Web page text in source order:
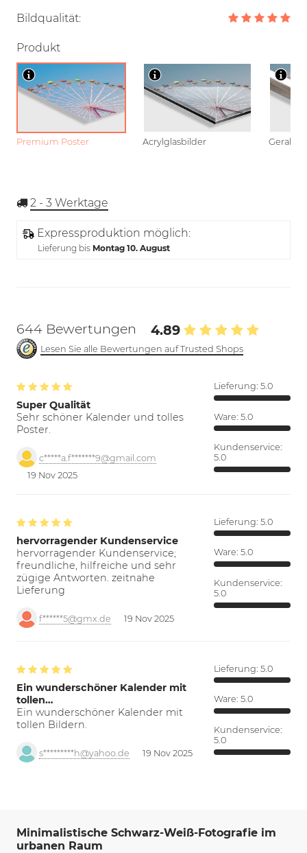
Bildqualität:
Produkt
Premium Poster Acrylglasbilder
2 - 3 Werktage
Expressproduktion möglich:
Lieferung bis Montag 10. August
644 Bewertungen 4.89
Lesen Sie alle Bewertungen auf Trusted Shops
Super Qualität
Sehr schöner Kalender und tolles
Poster.
c*****a.f*******9@gmail.com
19 Nov 2025
Lieferung: 5.0
Ware: 5.0
Kundenservice:
5.0
hervorragender Kundenservice
hervorragender Kundenservice;
freundliche, hilfreiche und sehr
zügige Antworten. zeitnahe
Lieferung
f******5@gmx.de 19 Nov 2025
Lieferung: 5.0
Ware: 5.0
Kundenservice:
5.0
Ein wunderschöner Kalender mit
tollen…
Ein wunderschöner Kalender mit
tollen Bildern.
s*********h@yahoo.de 19 Nov 2025
Lieferung: 5.0
Ware: 5.0
Kundenservice:
5.0
Minimalistische Schwarz-Weiß-Fotografie im
urbanen Raum